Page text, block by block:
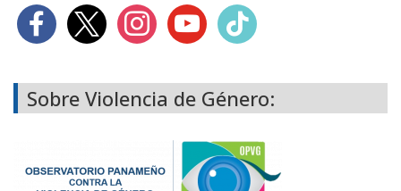
Sobre Violencia de Género: